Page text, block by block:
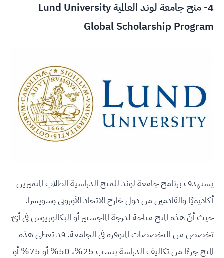
4- منح جامعة لوند العالمية Lund University
Global Scholarship Program
يستهدف برنامج جامعة لوند للمنح الدراسية الطلاب المتميزين
أكاديميًا والقادمين من دول خارج الاتحاد الأوروبي وسويسرا.
حيث أنّ هذه المنح متاحة لدرجة الماجستير أو البكالوريوس في أيّ
تخصص من التخصصات المتوفرة في الجامعة. قد تغطي هذه
المنح جزءًا من تكاليف الدراسة بنسب 25%، 50% أو 75% أو